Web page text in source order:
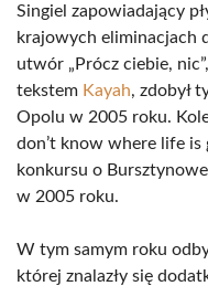
Singiel zapowiadający
krajowych eliminacjach
utwór „Prócz ciebie,
tekstem Kayah, zdobył
Opolu w 2005 roku.
don’t know where life is
konkursu o
w 2005 roku.
W tym samym roku
której znalazły się